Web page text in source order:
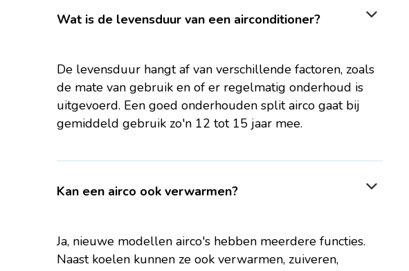
Wat is de levensduur van een airconditioner?
De levensduur hangt af van verschillende factoren, zoals
de mate van gebruik en of er regelmatig onderhoud is
uitgevoerd. Een goed onderhouden split airco gaat bij
gemiddeld gebruik zo'n 12 tot 15 jaar mee.
Kan een airco ook verwarmen?
Ja, nieuwe modellen airco's hebben meerdere functies.
Naast koelen kunnen ze ook verwarmen, zuiveren,